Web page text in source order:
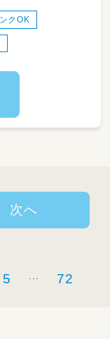
クOK
5 72
次へ